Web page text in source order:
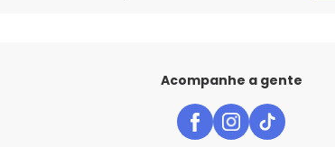
Acompanhe a gente